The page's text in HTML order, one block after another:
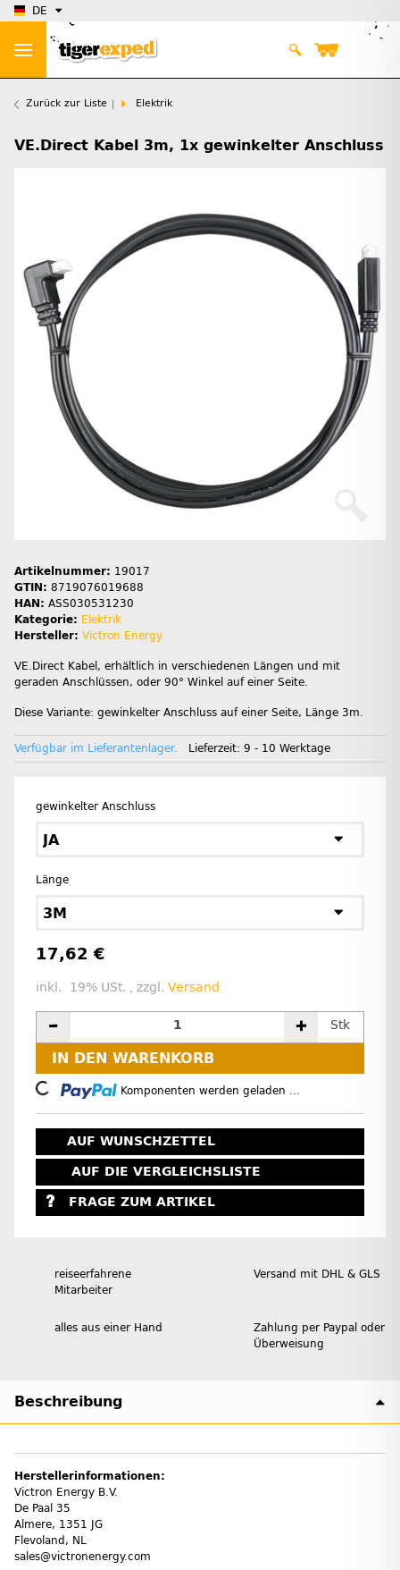
DE
Zurück zur Liste Elektrik
VE.Direct Kabel 3m, 1x gewinkelter Anschluss
Artikelnummer: 19017
GTIN: 8719076019688
HAN: ASS030531230
Kategorie: Elektrik
Hersteller: Victron Energy
VE.Direct Kabel, erhältlich in verschiedenen Längen und mit
geraden Anschlüssen, oder 90° Winkel auf einer Seite.
Diese Variante: gewinkelter Anschluss auf einer Seite, Länge 3m.
Verfügbar im Lieferantenlager. Lieferzeit: 9 - 10 Werktage
gewinkelter Anschluss
JA
Länge
3M
17,62 €
inkl. 19% USt. , zzgl. Versand
Stk
IN DEN WARENKORB
Loading... Komponenten werden geladen ...
AUF WUNSCHZETTEL
AUF DIE VERGLEICHSLISTE
FRAGE ZUM ARTIKEL
reiseerfahrene
Mitarbeiter
Versand mit DHL & GLS
alles aus einer Hand
Zahlung per Paypal oder
Überweisung
Beschreibung
Herstellerinformationen:
Victron Energy B.V.
De Paal 35
Almere, 1351 JG
Flevoland, NL
sales@victronenergy.com